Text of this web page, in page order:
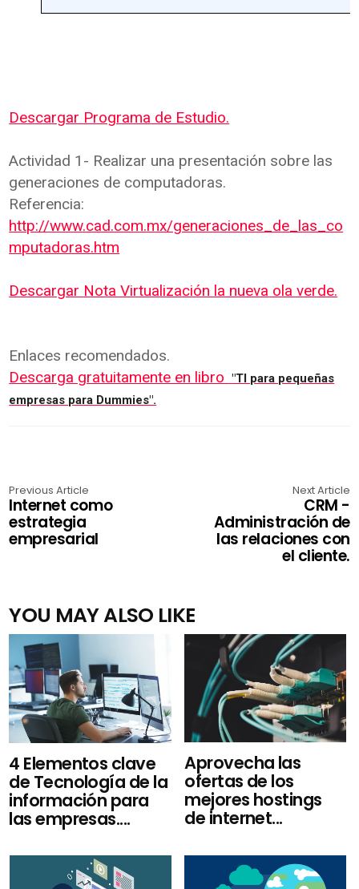
Descargar Programa de Estudio.
Actividad 1- Realizar una presentación sobre las
generaciones de computadoras.
Referencia:
http://www.cad.com.mx/generaciones_de_las_co
mputadoras.htm
Descargar Nota Virtualización la nueva ola verde.
Enlaces recomendados.
Descarga gratuitamente en libro "TI para pequeñas
empresas para Dummies".
Previous Article
Internet como
estrategia
empresarial
Next Article
CRM -
Administración de
las relaciones con
el cliente.
YOU MAY ALSO LIKE
4 Elementos clave
de Tecnología de la
información para
las empresas....
Aprovecha las
ofertas de los
mejores hostings
de internet...